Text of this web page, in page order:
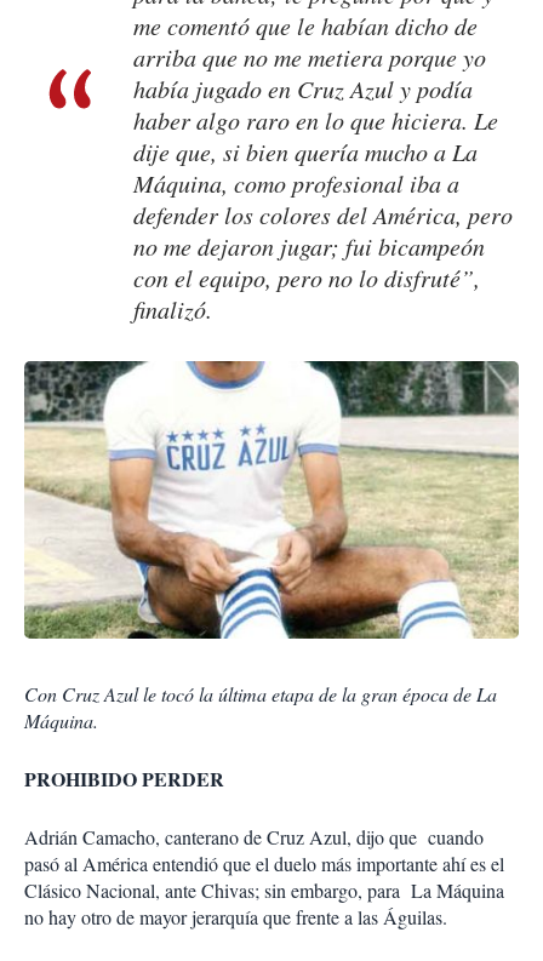
me comentó que le habían dicho de
arriba que no me metiera porque yo
había jugado en Cruz Azul y podía
haber algo raro en lo que hiciera. Le
dije que, si bien quería mucho a La
Máquina, como profesional iba a
defender los colores del América, pero
no me dejaron jugar; fui bicampeón
con el equipo, pero no lo disfruté”,
finalizó.
Con Cruz Azul le tocó la última etapa de la gran época de La
Máquina.
PROHIBIDO PERDER
Adrián Camacho, canterano de Cruz Azul, dijo que cuando
pasó al América entendió que el duelo más importante ahí es el
Clásico Nacional, ante Chivas; sin embargo, para La Máquina
no hay otro de mayor jerarquía que frente a las Águilas.